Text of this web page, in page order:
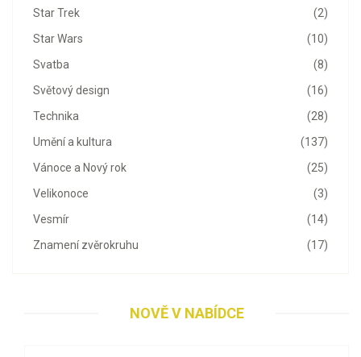
(2)
Star Trek
(10)
Star Wars
(8)
Svatba
(16)
Světový design
(28)
Technika
(137)
Umění a kultura
(25)
Vánoce a Nový rok
(3)
Velikonoce
(14)
Vesmír
(17)
Znamení zvěrokruhu
NOVĚ V NABÍDCE